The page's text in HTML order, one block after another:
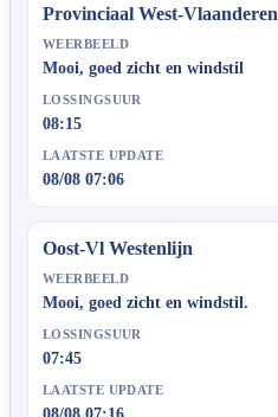
Provinciaal West-Vlaanderen
WEERBEELD
Mooi, goed zicht en windstil
LOSSINGSUUR
08:15
LAATSTE UPDATE
08/08 07:06
Oost-Vl Westenlijn
WEERBEELD
Mooi, goed zicht en windstil.
LOSSINGSUUR
07:45
LAATSTE UPDATE